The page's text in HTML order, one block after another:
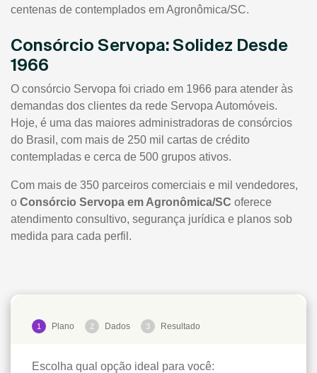
centenas de contemplados em Agronômica/SC.
Consórcio Servopa: Solidez Desde
1966
O consórcio Servopa foi criado em 1966 para atender às
demandas dos clientes da rede Servopa Automóveis.
Hoje, é uma das maiores administradoras de consórcios
do Brasil, com mais de 250 mil cartas de crédito
contempladas e cerca de 500 grupos ativos.
Com mais de 350 parceiros comerciais e mil vendedores,
o Consórcio Servopa em Agronômica/SC oferece
atendimento consultivo, segurança jurídica e planos sob
medida para cada perfil.
1 Plano 2 Dados 3 Resultado
Escolha qual opção ideal para você: